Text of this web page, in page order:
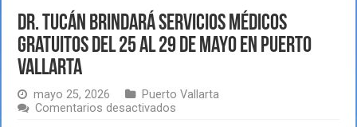
Dr. Tucán brindará servicios médicos
gratuitos del 25 al 29 de mayo en Puerto
Vallarta
mayo 25, 2026
Puerto Vallarta
Comentarios desactivados